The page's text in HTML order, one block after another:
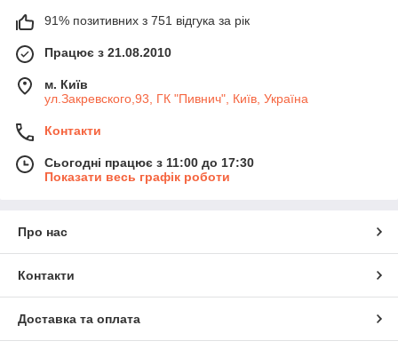
91% позитивних з 751 відгука за рік
Працює з 21.08.2010
м. Київ
ул.Закревского,93, ГК "Пивнич", Київ, Україна
Контакти
Сьогодні працює з 11:00 до 17:30
Показати весь графік роботи
Про нас
Контакти
Доставка та оплата